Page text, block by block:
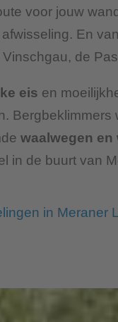
voor jouw
En
de
eis en
Bergbeklimmers
waalwegen en
in de buurt van
in Meraner